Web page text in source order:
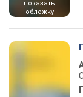
показать
обложку